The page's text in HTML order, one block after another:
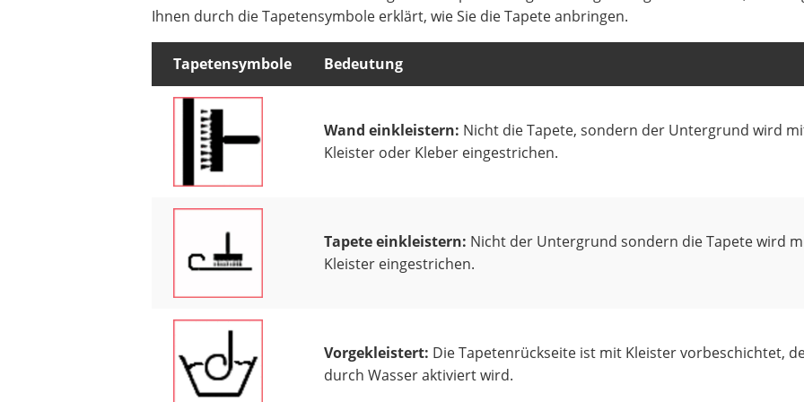
Ihnen durch die Tapetensymbole erklärt, wie Sie die Tapete anbringen.
Tapetensymbole Bedeutung
Wand einkleistern: Nicht die Tapete, sondern der Untergrund wird
Kleister oder Kleber eingestrichen.
Tapete einkleistern: Nicht der Untergrund sondern die Tapete wird
Kleister eingestrichen.
Vorgekleistert: Die Tapetenrückseite ist mit Kleister vorbeschichtet,
durch Wasser aktiviert wird.